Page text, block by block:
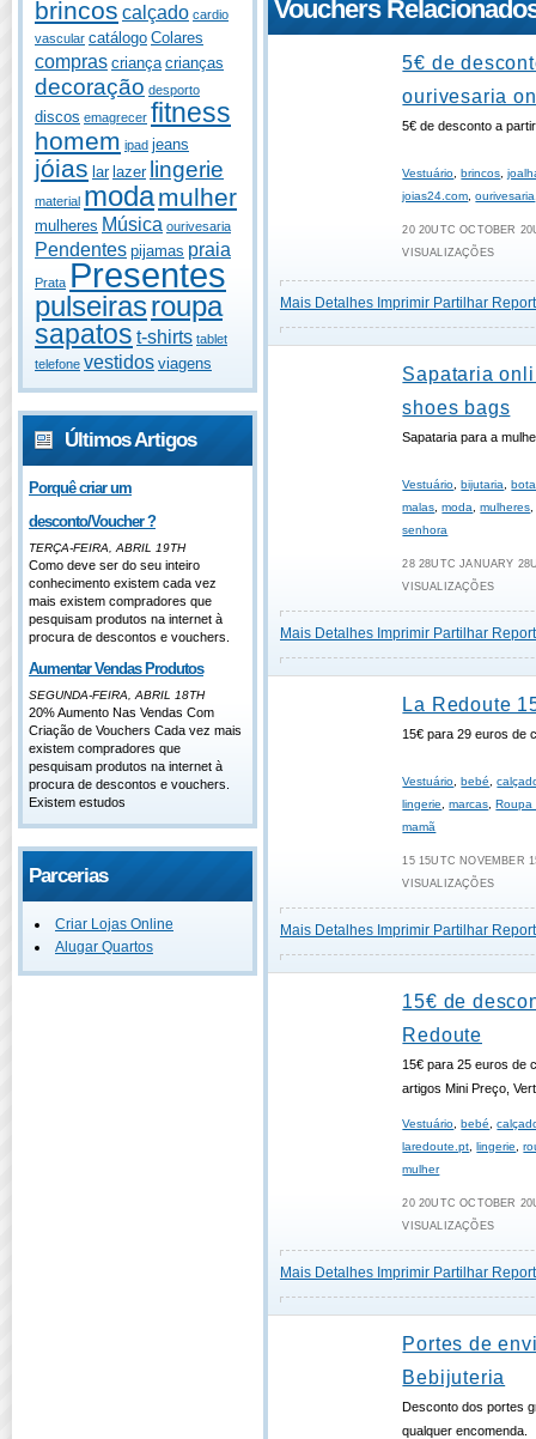
brincos calçado cardio
vascular catálogo Colares
compras criança crianças
decoração desporto
discos emagrecer fitness
homem ipad jeans
jóias lar lazer lingerie
material modamulher
mulheres Música ourivesaria
Pendentes pijamas praia
Prata Presentes
pulseirasroupa
sapatos t-shirts tablet
telefone vestidos viagens
Últimos Artigos
Porquê criar um
desconto/Voucher ?
TERÇA-FEIRA, ABRIL 19TH
Como deve ser do seu inteiro
conhecimento existem cada vez
mais existem compradores que
pesquisam produtos na internet à
procura de descontos e vouchers.
Aumentar Vendas Produtos
SEGUNDA-FEIRA, ABRIL 18TH
20% Aumento Nas Vendas Com
Criação de Vouchers Cada vez mais
existem compradores que
pesquisam produtos na internet à
procura de descontos e vouchers.
Existem estudos
Parcerias
Criar Lojas Online
Alugar Quartos
Vouchers
5€ de
ourivesaria
5€ de desconto a
Vestuário ,brincos ,
joias24.com ,ourivesaria
20 20UTC OCTOBER
VISUALIZAÇÕES
Mais Detalhes Imprimir Partilhar
Sapataria
shoes bags
Sapataria para a
Vestuário ,bijutaria ,
malas ,moda ,mulheres
senhora
28 28UTC JANUARY
VISUALIZAÇÕES
Mais Detalhes Imprimir Partilhar
La Redoute
15€ para 29 euros de
Vestuário ,bebé ,
lingerie
,marcas ,Roupa
mamã
15 15UTC NOVEMBER
VISUALIZAÇÕES
Mais Detalhes Imprimir Partilhar
15€ de
Redoute
15€ para 25 euros de
artigos Mini Preço,
Vestuário ,bebé ,
laredoute.pt ,lingerie ,
mulher
20 20UTC OCTOBER
VISUALIZAÇÕES
Mais Detalhes Imprimir Partilhar
Portes de
Bebijuteria
Desconto dos portes
qualquer encomenda.